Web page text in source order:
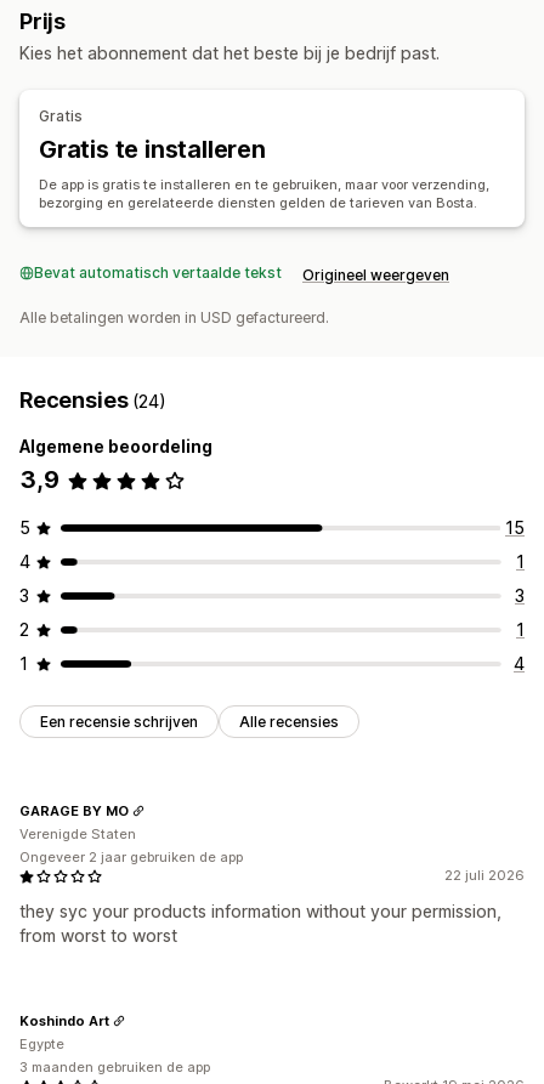
Meldingen
E-mail
SMS
Prijs
Kies het abonnement dat het beste bij je bedrijf past.
Gratis
Gratis te installeren
De app is gratis te installeren en te gebruiken, maar voor verzending,
bezorging en gerelateerde diensten gelden de tarieven van Bosta.
Bevat automatisch vertaalde tekst Origineel weergeven
Alle betalingen worden in USD gefactureerd.
Recensies (24)
Algemene beoordeling
3,9
5
15
4
1
3
3
2
1
1
4
Een recensie schrijven Alle recensies
22 juli 2026
they syc your products information without your permission,
from worst to worst
GARAGE BY MO
Verenigde Staten
Ongeveer 2 jaar gebruiken de app
Koshindo Art
Egypte
3 maanden gebruiken de app